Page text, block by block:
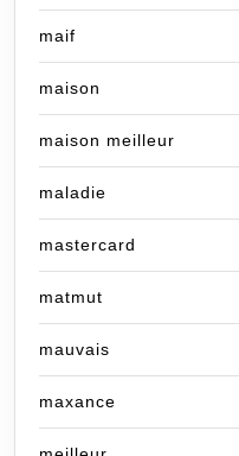
maif
maison
maison meilleur
maladie
mastercard
matmut
mauvais
maxance